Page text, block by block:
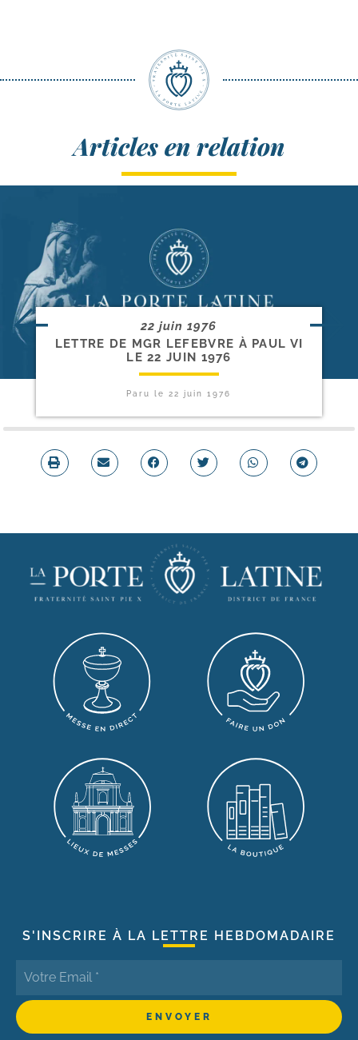
Articles en relation
22 juin 1976
LETTRE DE MGR LEFEBVRE À PAUL VI
LE 22 JUIN 1976
Paru le22 juin 1976
S'INSCRIRE À LA LETTRE HEBDOMADAIRE